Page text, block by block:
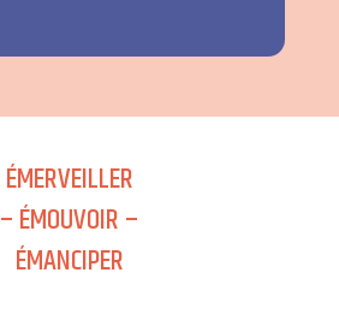
ÉMERVEILLER
– ÉMOUVOIR –
ÉMANCIPER